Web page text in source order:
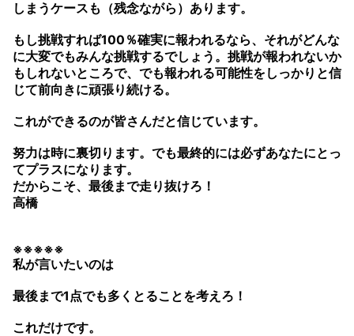
しまうケースも（残念ながら）あります。
もし挑戦すれば100％確実に報われるなら、それがどんな
に大変でもみんな挑戦するでしょう。挑戦が報われないか
もしれないところで、でも報われる可能性をしっかりと信
じて前向きに頑張り続ける。
これができるのが皆さんだと信じています。
努力は時に裏切ります。でも最終的には必ずあなたにとっ
てプラスになります。
だからこそ、最後まで走り抜けろ！
高橋
※※※※※
私が言いたいのは
最後まで1点でも多くとることを考えろ！
これだけです。